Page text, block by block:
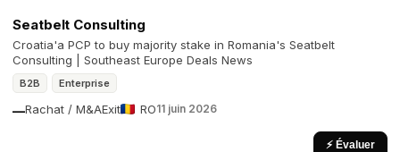
Seatbelt Consulting
Croatia'a PCP to buy majority stake in Romania's Seatbelt
Consulting | Southeast Europe Deals News
B2B Enterprise
Rachat / M&A
— Exit RO11 juin 2026
⚡ Évaluer